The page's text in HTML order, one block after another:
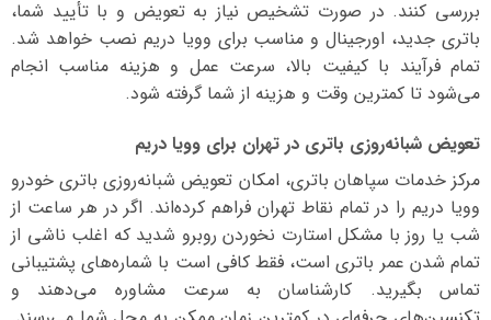
بررسی کنند. در صورت تشخیص نیاز به تعویض و با تأیید شما،
باتری جدید، اورجینال و مناسب برای وویا دریم نصب خواهد شد.
تمام فرآیند با کیفیت بالا، سرعت عمل و هزینه مناسب انجام
می‌شود تا کمترین وقت و هزینه از شما گرفته شود.
تعویض شبانه‌روزی باتری در تهران برای وویا دریم
مرکز خدمات سپاهان باتری، امکان تعویض شبانه‌روزی باتری خودرو
وویا دریم را در تمام نقاط تهران فراهم کرده‌اند. اگر در هر ساعت از
شب یا روز با مشکل استارت نخوردن روبرو شدید که اغلب ناشی از
تمام شدن عمر باتری است، فقط کافی است با شماره‌های پشتیبانی
تماس بگیرید. کارشناسان به سرعت مشاوره می‌دهند و